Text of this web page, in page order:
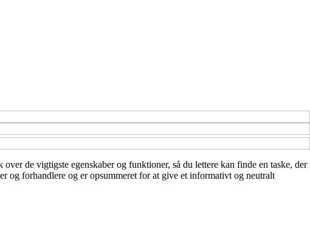
de vigtigste egenskaber og funktioner, så du lettere kan finde en taske, der
og forhandlere og er opsummeret for at give et informativt og neutralt